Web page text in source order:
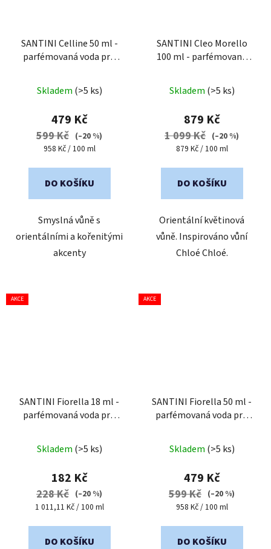
SANTINI Celline 50 ml -
parfémovaná voda pro
hodnocení
produktu
je
5,0
5
Skladem (>5 ks)
479 Kč
599 Kč (–20 %)
Měrná
958 Kč / 100 ml
DO KOŠÍKU
Smyslná vůně s
orientálními a kořenitými
akcenty
SANTINI Cleo Morello
100 ml - parfémovaná
hodnocení
produktu
je
5,0
5
Skladem (>5 ks)
879 Kč
1 099 Kč (–20 %)
Měrná
879 Kč / 100 ml
DO KOŠÍKU
Orientální květinová
vůně. Inspirováno vůní
Chloé Chloé.
AKCE
SANTINI Fiorella 18 ml -
parfémovaná voda pro
balení
Skladem (>5 ks)
182 Kč
228 Kč (–20 %)
Měrná
1 011,11 Kč / 100 ml
DO KOŠÍKU
AKCE
SANTINI Fiorella 50 ml -
parfémovaná voda pro
hodnocení
produktu
je
4,0
5
Skladem (>5 ks)
479 Kč
599 Kč (–20 %)
Měrná
958 Kč / 100 ml
DO KOŠÍKU